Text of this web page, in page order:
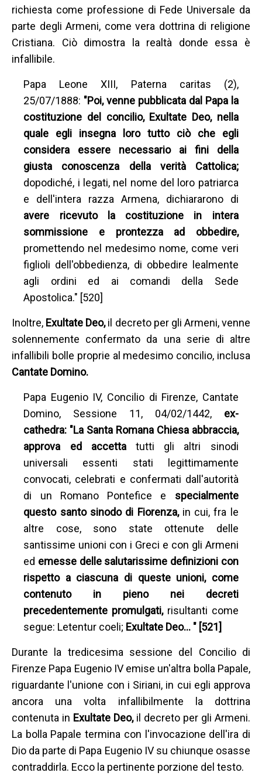
richiesta come professione di Fede Universale da
parte degli Armeni, come vera dottrina di religione
Cristiana. Ciò dimostra la realtà donde essa è
infallibile.
Papa Leone XIII, Paterna caritas (2),
25/07/1888: "Poi, venne pubblicata dal Papa la
costituzione del concilio, Exultate Deo, nella
quale egli insegna loro tutto ciò che egli
considera essere necessario ai fini della
giusta conoscenza della verità Cattolica;
dopodiché, i legati, nel nome del loro patriarca
e dell'intera razza Armena, dichiararono di
avere ricevuto la costituzione in intera
sommissione e prontezza ad obbedire,
promettendo nel medesimo nome, come veri
figlioli dell'obbedienza, di obbedire lealmente
agli ordini ed ai comandi della Sede
Apostolica." [520]
Inoltre, Exultate Deo,il decreto per gli Armeni, venne
solennemente confermato da una serie di altre
infallibili bolle proprie al medesimo concilio, inclusa
Cantate Domino.
Papa Eugenio IV, Concilio di Firenze, Cantate
Domino, Sessione 11, 04/02/1442, ex-
cathedra: "La Santa Romana Chiesa abbraccia,
approva ed accetta tutti gli altri sinodi
universali essenti stati legittimamente
convocati, celebrati e confermati dall'autorità
di un Romano Pontefice e specialmente
questo santo sinodo di Fiorenza, in cui, fra le
altre cose, sono state ottenute delle
santissime unioni con i Greci e con gli Armeni
ed emesse delle salutarissime definizioni con
rispetto a ciascuna di queste unioni, come
contenuto in pieno nei decreti
precedentemente promulgati, risultanti come
segue: Letentur coeli; Exultate Deo… " [521]
Durante la tredicesima sessione del Concilio di
Firenze Papa Eugenio IV emise un'altra bolla Papale,
riguardante l'unione con i Siriani, in cui egli approva
ancora una volta infallibilmente la dottrina
contenuta in Exultate Deo, il decreto per gli Armeni.
La bolla Papale termina con l'invocazione dell'ira di
Dio da parte di Papa Eugenio IV su chiunque osasse
contraddirla. Ecco la pertinente porzione del testo.